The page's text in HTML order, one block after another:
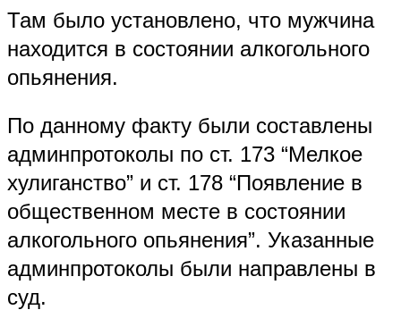
Там было установлено, что мужчина
находится в состоянии алкогольного
опьянения.
По данному факту были составлены
админпротоколы по ст. 173 “Мелкое
хулиганство” и ст. 178 “Появление в
общественном месте в состоянии
алкогольного опьянения”. Указанные
админпротоколы были направлены в
суд.